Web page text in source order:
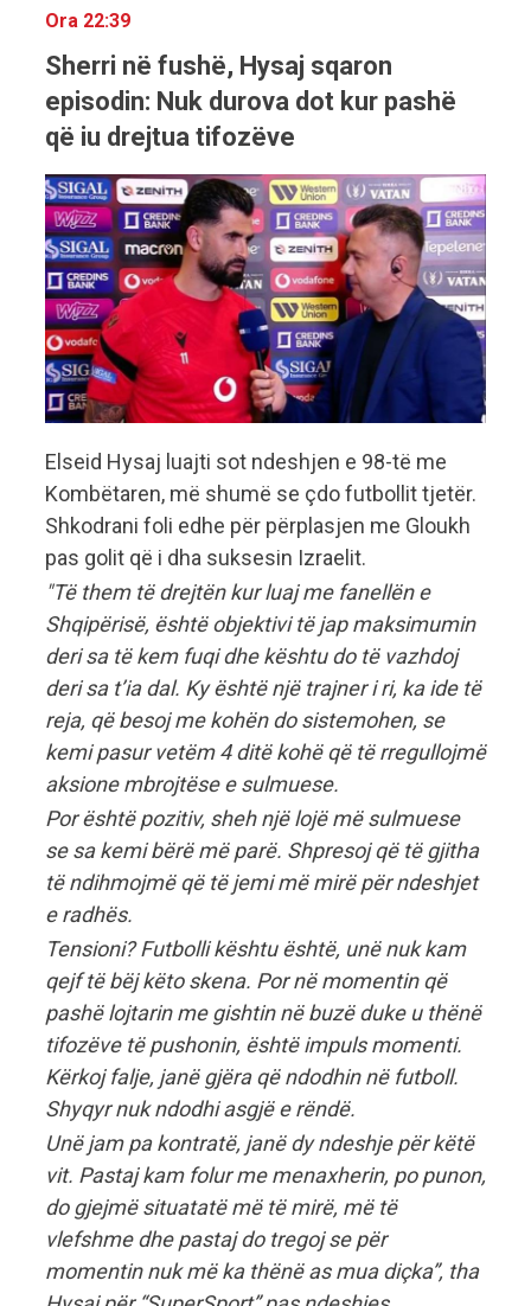
Ora 22:39
Sherri në fushë, Hysaj sqaron
episodin: Nuk durova dot kur pashë
që iu drejtua tifozëve
Elseid Hysaj luajti sot ndeshjen e 98-të me
Kombëtaren, më shumë se çdo futbollit tjetër.
Shkodrani foli edhe për përplasjen me Gloukh
pas golit që i dha suksesin Izraelit.
"Të them të drejtën kur luaj me fanellën e
Shqipërisë, është objektivi të jap maksimumin
deri sa të kem fuqi dhe kështu do të vazhdoj
deri sa t’ia dal. Ky është një trajner i ri, ka ide të
reja, që besoj me kohën do sistemohen, se
kemi pasur vetëm 4 ditë kohë që të rregullojmë
aksione mbrojtëse e sulmuese.
Por është pozitiv, sheh një lojë më sulmuese
se sa kemi bërë më parë. Shpresoj që të gjitha
të ndihmojmë që të jemi më mirë për ndeshjet
e radhës.
Tensioni? Futbolli kështu është, unë nuk kam
qejf të bëj këto skena. Por në momentin që
pashë lojtarin me gishtin në buzë duke u thënë
tifozëve të pushonin, është impuls momenti.
Kërkoj falje, janë gjëra që ndodhin në futboll.
Shyqyr nuk ndodhi asgjë e rëndë.
Unë jam pa kontratë, janë dy ndeshje për këtë
vit. Pastaj kam folur me menaxherin, po punon,
do gjejmë situatatë më të mirë, më të
vlefshme dhe pastaj do tregoj se për
momentin nuk më ka thënë as mua diçka”, tha